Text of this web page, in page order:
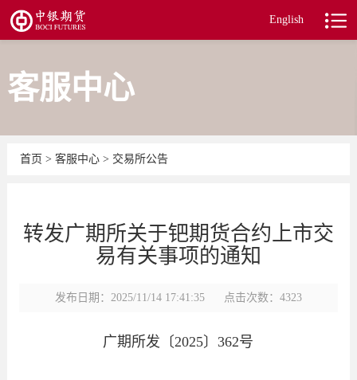
English
客服中心
首页 > 客服中心 > 交易所公告
转发广期所关于钯期货合约上市交
易有关事项的通知
发布日期：2025/11/14 17:41:35 点击次数：4323
广期所发〔2025〕362号